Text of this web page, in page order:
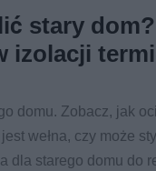
stary
izolacji
domu. Zobacz, jak
wełna, czy może
dla starego domu do